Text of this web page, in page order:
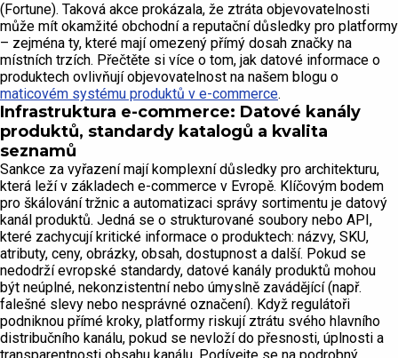
(Fortune). Taková akce prokázala, že ztráta objevovatelnosti
může mít okamžité obchodní a reputační důsledky pro platformy
– zejména ty, které mají omezený přímý dosah značky na
místních trzích. Přečtěte si více o tom, jak datové informace o
produktech ovlivňují objevovatelnost na našem blogu o
maticovém systému produktů v e-commerce.
Infrastruktura e-commerce: Datové kanály
produktů, standardy katalogů a kvalita
seznamů
Sankce za vyřazení mají komplexní důsledky pro architekturu,
která leží v základech e-commerce v Evropě. Klíčovým bodem
pro škálování tržnic a automatizaci správy sortimentu je datový
kanál produktů. Jedná se o strukturované soubory nebo API,
které zachycují kritické informace o produktech: názvy, SKU,
atributy, ceny, obrázky, obsah, dostupnost a další. Pokud se
nedodrží evropské standardy, datové kanály produktů mohou
být neúplné, nekonzistentní nebo úmyslně zavádějící (např.
falešné slevy nebo nesprávné označení). Když regulátoři
podniknou přímé kroky, platformy riskují ztrátu svého hlavního
distribučního kanálu, pokud se nevloží do přesnosti, úplnosti a